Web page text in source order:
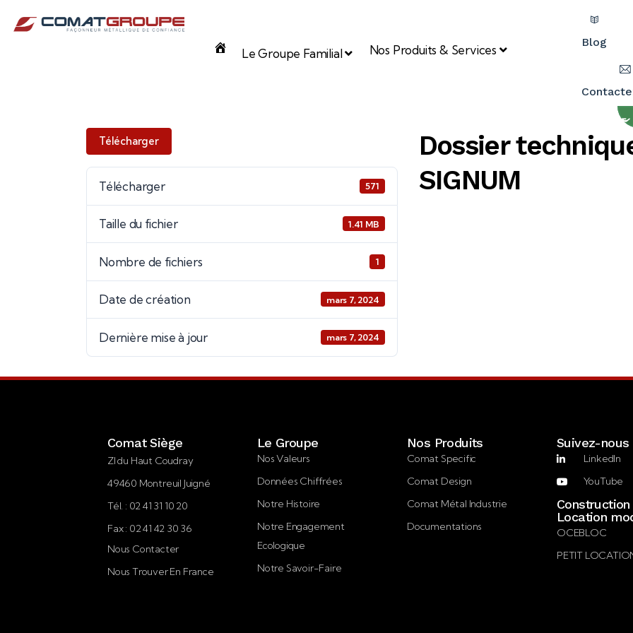
Accueil
Le Groupe Familial Nos Produits & Services Blog
Télécharger
Télécharger 571
Taille du fichier 1.41 MB
Nombre de fichiers 1
Date de création mars 7, 2024
Dernière mise à jour mars 7, 2024
Dossier
SIGNUM
Comat Siège
ZI du Haut Coudray
49460 Montreuil Juigné
Tél. : 02 41 31 10 20
Fax : 02 41 42 30 36
Nous Contacter
Nous Trouver En France
Le Groupe
Nos Valeurs
Données Chiffrées
Notre Histoire
Notre Engagement
Ecologique
Notre Savoir-Faire
Nos Produits
Comat Specific
Comat Design
Comat Métal Industrie
Documentations
Suivez-nous
LinkedIn
YouTube
Construction
Location
OCEBLOC
PETIT